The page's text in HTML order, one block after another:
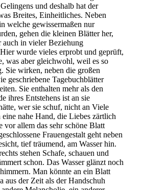
und deshalb hat der
Breites, Einheitliches. Neben
welche gewissermaßen nur
gehen die kleinen Blätter her,
auch in vieler Beziehung
wurde vieles erprobt und geprüft,
was aber gleichwohl, weil es so
Sie wirken, neben die großen
geschriebene Tagebuchblätter
Sie enthalten mehr als den
ihres Entstehens ist an sie
wer sie schuf, nicht an Viele
nahe Hand, die Liebes zärtlich
vor allem das sehr schöne Blatt
Frauengestalt geht neben
tief träumend, am Wasser hin.
stehen Schafe, schauen und
schon. Das Wasser glänzt noch
Man könnte an ein Blatt
aus der Zeit als der Handschuh